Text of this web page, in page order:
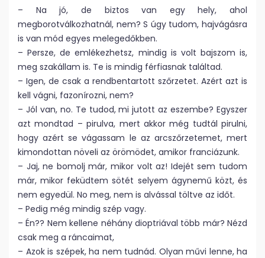
– Na jó, de biztos van egy hely, ahol
megborotválkozhatnál, nem? S úgy tudom, hajvágásra
is van mód egyes melegedőkben.
– Persze, de emlékezhetsz, mindig is volt bajszom is,
meg szakállam is. Te is mindig férfiasnak találtad.
– Igen, de csak a rendbentartott szőrzetet. Azért azt is
kell vágni, fazonírozni, nem?
– Jól van, no. Te tudod, mi jutott az eszembe? Egyszer
azt mondtad – pirulva, mert akkor még tudtál pirulni,
hogy azért se vágassam le az arcszőrzetemet, mert
kimondottan növeli az örömödet, amikor franciázunk.
– Jaj, ne bomolj már, mikor volt az! Idejét sem tudom
már, mikor feküdtem sötét selyem ágynemű közt, és
nem egyedül. No meg, nem is alvással töltve az időt.
– Pedig még mindig szép vagy.
– Én?? Nem kellene néhány dioptriával több már? Nézd
csak meg a ráncaimat,
– Azok is szépek, ha nem tudnád. Olyan művi lenne, ha